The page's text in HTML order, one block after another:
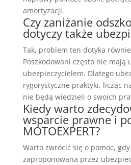
amortyzacji.
Czy zaniżanie
dotyczy także
Tak, problem ten dotyka
Poszkodowani często nie mają
ubezpieczycielem. Dlatego
rygorystyczne praktyki, licząc
nie będą wiedzieli o swoich
Kiedy warto
wsparcie prawne i
MOTOEXPERT?
Warto zwrócić się o pomoc,
zaproponowana przez